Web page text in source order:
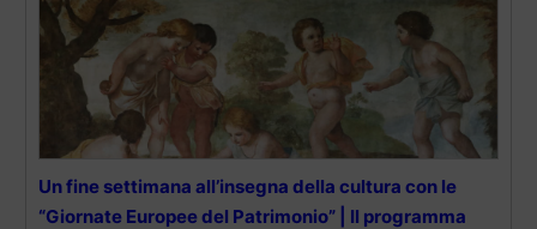
Un fine settimana all’insegna della cultura con le
“Giornate Europee del Patrimonio” | Il programma